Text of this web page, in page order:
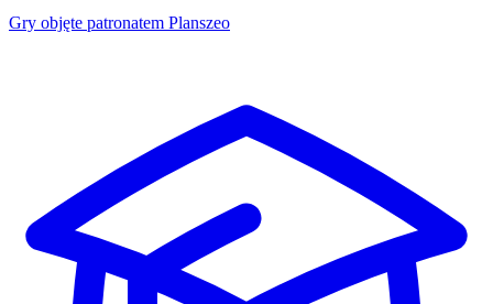
Gry objęte patronatem Planszeo